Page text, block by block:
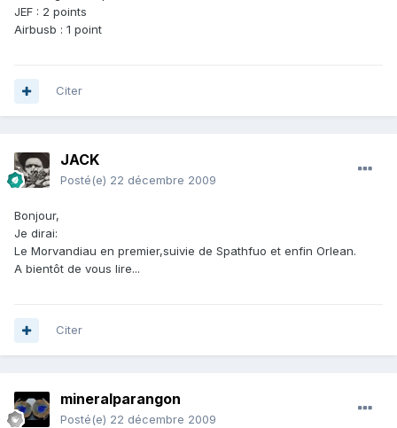
JEF : 2 points
Airbusb : 1 point
Citer
JACK
Posté(e) 22 décembre 2009
Bonjour,
Je dirai:
Le Morvandiau en premier,suivie de Spathfuo et enfin Orlean.
A bientôt de vous lire...
Citer
mineralparangon
Posté(e) 22 décembre 2009